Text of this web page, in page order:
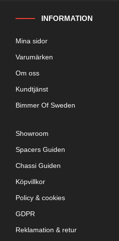
INFORMATION
Mina sidor
Varumärken
Om oss
Kundtjänst
Bimmer Of Sweden
Showroom
Spacers Guiden
Chassi Guiden
Köpvillkor
Policy & cookies
GDPR
Reklamation & retur